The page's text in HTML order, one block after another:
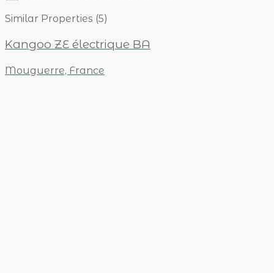
Similar Properties (5)
Kangoo ZE électrique BA
Mouguerre, France